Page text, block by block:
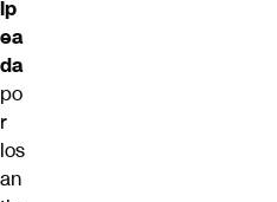
lp
ea
da
po
r
los
an